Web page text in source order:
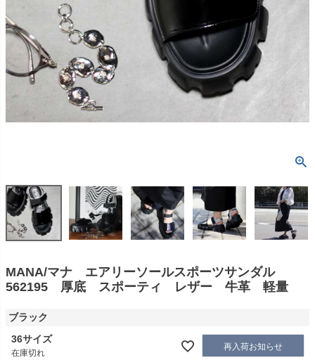
MANA/マナ エアリーソールスポーツサンダル
562195 厚底 スポーティ レザー 牛革 軽量
ブラック
36サイズ
在庫切れ
再入荷お知らせ